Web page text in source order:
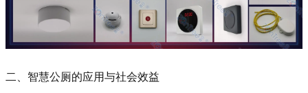
二、智慧公厕的应用与社会效益